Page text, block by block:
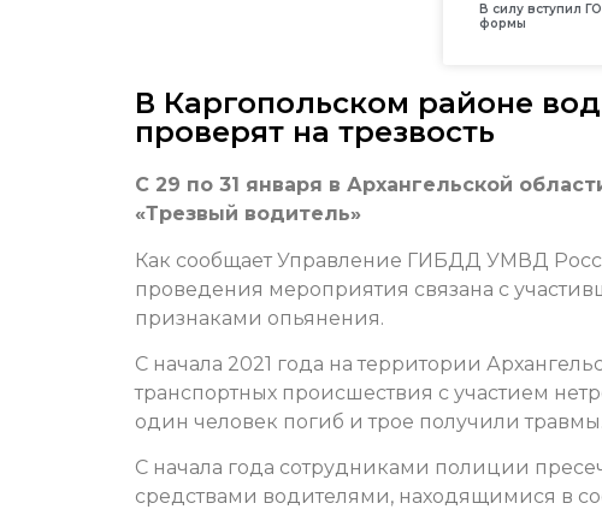
В силу вступил
формы
В Каргопольском районе
проверят на трезвость
С 29 по 31 января в Архангельской
«Трезвый водитель»
Как сообщает Управление ГИБДД УМВД
проведения мероприятия связана с
признаками опьянения.
С начала 2021 года на территории
транспортных происшествия с участием
один человек погиб и трое получили травмы.
С начала года сотрудниками полиции
средствами водителями, находящимися в